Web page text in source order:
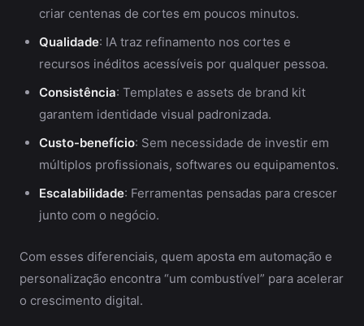
criar centenas de cortes em poucos minutos.
Qualidade: IA traz refinamento nos cortes e
recursos inéditos acessíveis por qualquer pessoa.
Consistência: Templates e assets de brand kit
garantem identidade visual padronizada.
Custo-benefício: Sem necessidade de investir em
múltiplos profissionais, softwares ou equipamentos.
Escalabilidade: Ferramentas pensadas para crescer
junto com o negócio.
Com esses diferenciais, quem aposta em automação e
personalização encontra “um combustível” para acelerar
o crescimento digital.